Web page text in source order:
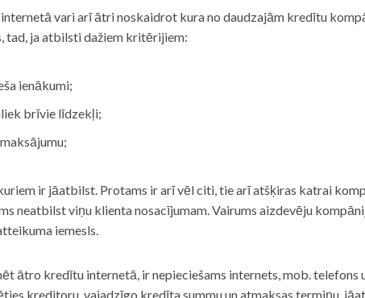
vari arī ātri noskaidrot kura no daudzajām kredītu
tad, ja atbilsti dažiem kritērijiem:
ienākumi;
brīvie līdzekļi;
ir jāatbilst. Protams ir arī vēl citi, tie arī atšķiras katrai
neatbilst viņu klienta nosacījumam. Vairums aizdevēju
iemesls.
ātro kredītu internetā, ir nepieciešams internets, mob.
kreditoru, vajadzīgo kredīta summu un atmaksas termiņu,